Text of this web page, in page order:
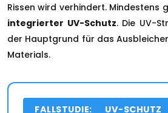
Rissen wird verhindert. Mindestens
integrierter UV-Schutz. Die UV-
der Hauptgrund für das
Materials.
FALLSTUDIE: UV-SCHUTZ